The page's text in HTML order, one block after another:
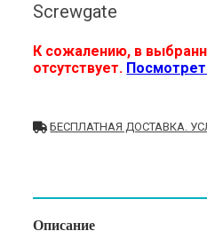
Screwgate
К сожалению, в
отсутствует.
БЕСПЛАТНАЯ ДОСТАВКА.
Описание